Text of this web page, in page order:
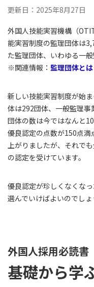
更新日：2025年8月27日
外国人技能実習機構（
能実習制度の監理団体は
た監理団体、いわゆる一
※関連情報： 監理団体と
新しい技能実習制度が始
体は292団体、一般監理
団体の数は今ではなんと
優良認定の点数が150点
上がりましたが、それで
の認定を受けています。
優良認定が珍しくなくな
選んでいけばよいのでしょ
外国人採用必読書
基礎から学